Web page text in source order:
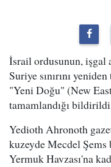
İsrail ordusunun, işgal
Suriye sınırını
"Yeni Doğu" (New
tamamlandığı
Yedioth Ahronoth
kuzeyde Mecdel Şems
Yermuk Havzası'na